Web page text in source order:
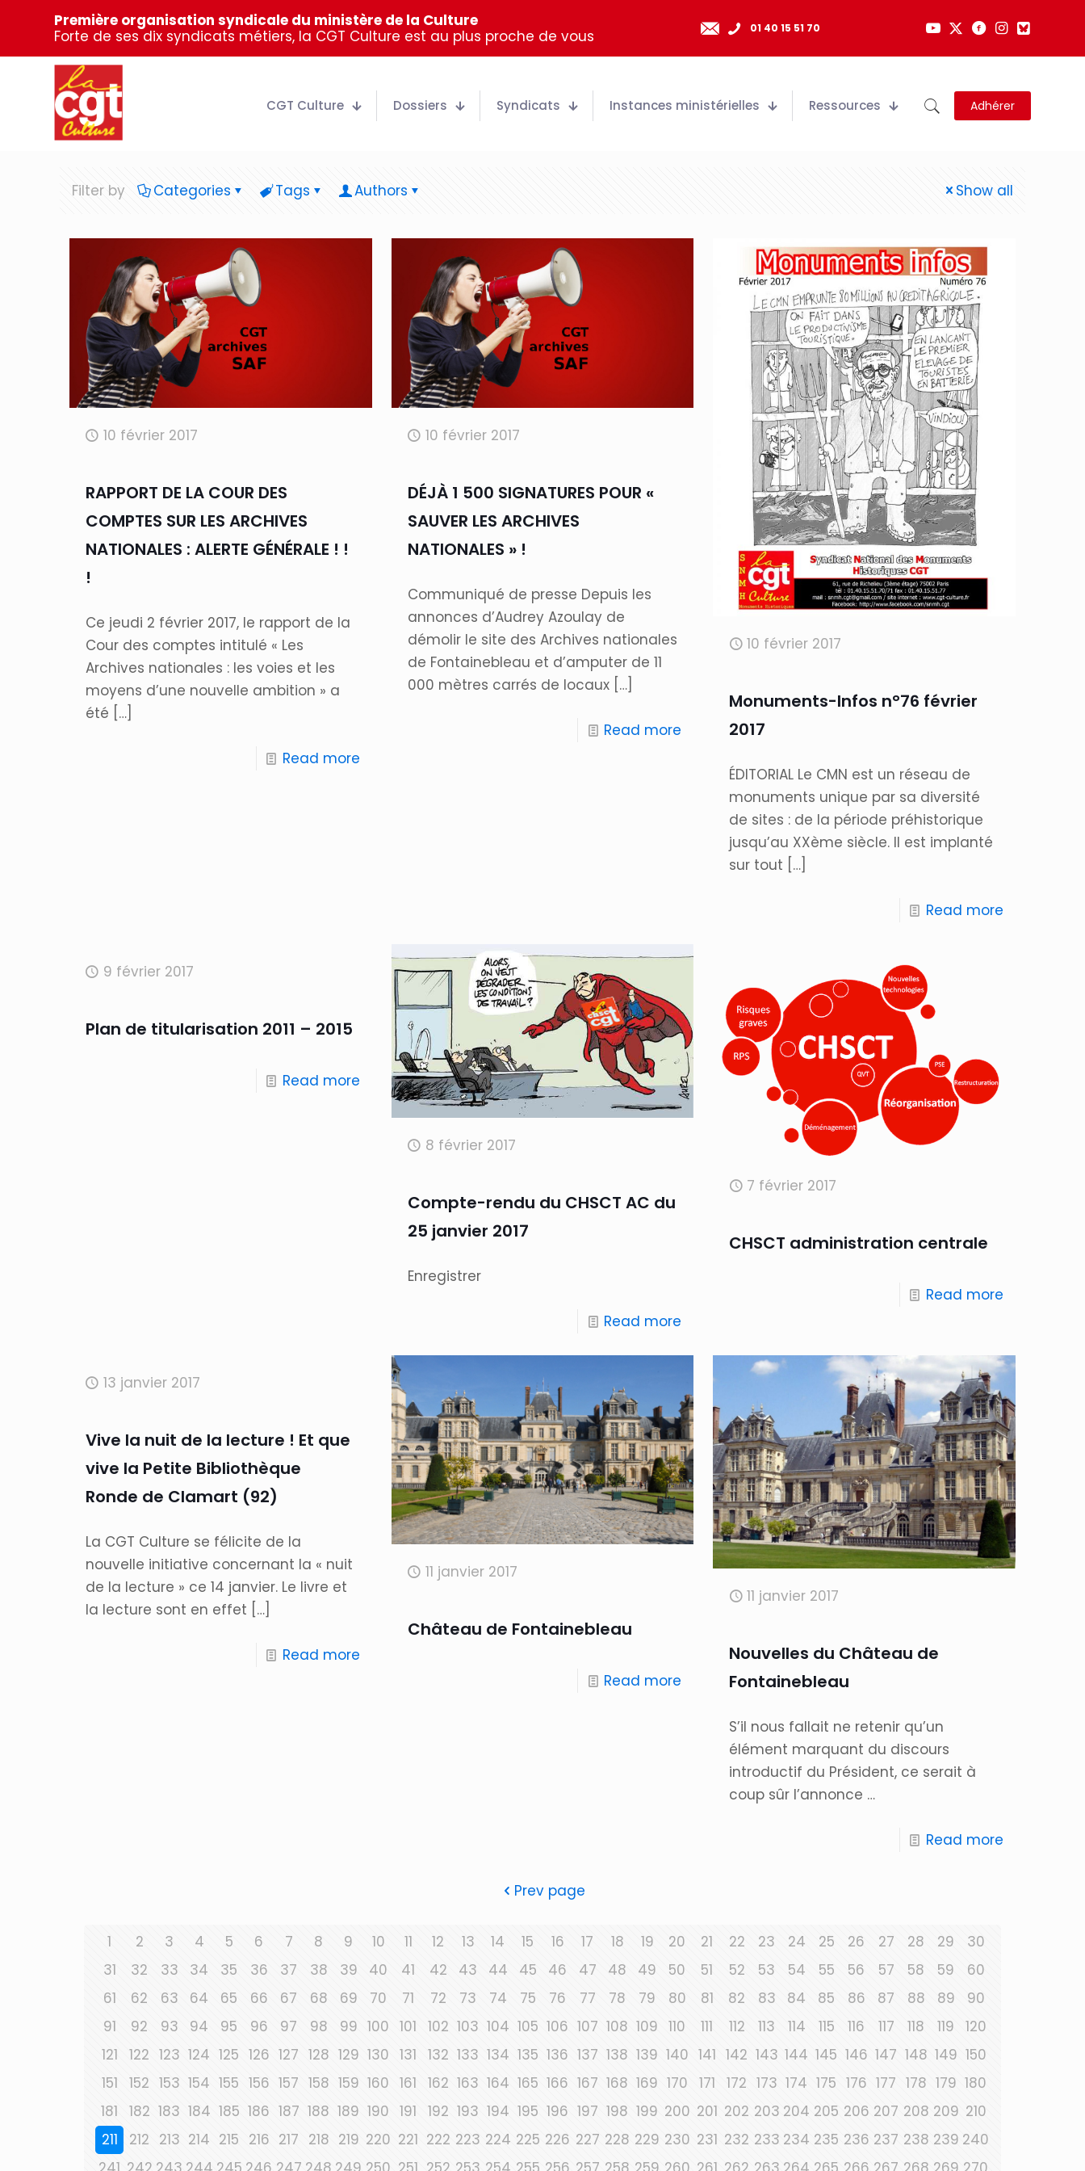
Première organisation syndicale du ministère de la Culture
Forte de ses dix syndicats métiers, la CGT Culture est au plus proche de vous
01 40 15 51 70
CGT Culture Dossiers Syndicats Instances ministérielles Ressources Adhérer
Filter by Categories Tags Authors Show all
10 février 2017
RAPPORT DE LA COUR DES
COMPTES SUR LES ARCHIVES
NATIONALES : ALERTE GÉNÉRALE ! !
!
Ce jeudi 2 février 2017, le rapport de la
Cour des comptes intitulé « Les
Archives nationales : les voies et les
moyens d’une nouvelle ambition » a
été […]
Read more
10 février 2017
DÉJÀ 1 500 SIGNATURES POUR «
SAUVER LES ARCHIVES
NATIONALES » !
Communiqué de presse Depuis les
annonces d’Audrey Azoulay de
démolir le site des Archives nationales
de Fontainebleau et d’amputer de 11
000 mètres carrés de locaux[…]
Read more
10 février 2017
Monuments-Infos n°76 février
2017
ÉDITORIAL Le CMN est un réseau de
monuments unique par sa diversité
de sites : de la période préhistorique
jusqu’au XXème siècle. Il est implanté
sur tout […]
Read more
9 février 2017
Plan de titularisation 2011 – 2015
Read more
8 février 2017
Compte-rendu du CHSCT AC du
25 janvier 2017
Enregistrer
Read more
7 février 2017
CHSCT administration centrale
Read more
13 janvier 2017
Vive la nuit de la lecture ! Et que
vive la Petite Bibliothèque
Ronde de Clamart (92)
La CGT Culture se félicite de la
nouvelle initiative concernant la « nuit
de la lecture » ce 14 janvier. Le livre et
la lecture sont en effet […]
Read more
11 janvier 2017
Château de Fontainebleau
Read more
11 janvier 2017
Nouvelles du Château de
Fontainebleau
S’il nous fallait ne retenir qu’un
élément marquant du discours
introductif du Président, ce serait à
coup sûr l’annonce …
Read more
Prev page
1 2 3 4 5 6 7 8 9 10 11 12 13 14 15 16 17 18 19 20 21 22 23 24 25 26 27 28 29
30
31
32 33 34 35 36 37 38 39 40 41 42 43 44 45 46 47 48 49 50 51 52 53 54 55 56 57 58 59
60
61
62 63 64 65 66 67 68 69 70 71 72 73 74 75 76 77 78 79 80 81 82 83 84 85 86 87 88 89
90
91
92 93 94 95 96 97 98 99 100 101 102 103 104 105 106 107 108 109 110 111 112 113 114 115 116 117 118 119
120
121
122 123 124 125 126 127 128 129 130 131 132 133 134 135 136 137 138 139 140 141 142 143 144 145 146 147 148 149 150
151
152 153 154 155 156 157 158 159 160 161 162 163 164 165 166 167 168 169 170 171 172 173 174 175 176 177 178 179 180
181
182 183 184 185 186 187 188 189 190 191 192 193 194 195 196 197 198 199 200 201 202 203 204 205 206 207 208 209 210
211
212 213 214 215 216 217 218 219 220 221 222 223 224 225 226 227 228 229 230 231 232 233 234 235 236 237 238 239 240